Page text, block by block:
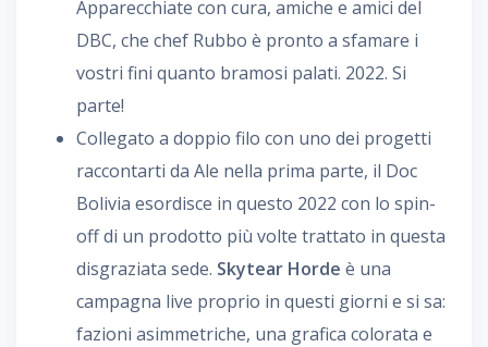
Apparecchiate con cura, amiche e amici del
DBC, che chef Rubbo è pronto a sfamare i
vostri fini quanto bramosi palati. 2022. Si
parte!
Collegato a doppio filo con uno dei progetti
raccontarti da Ale nella prima parte, il Doc
Bolivia esordisce in questo 2022 con lo spin-
off di un prodotto più volte trattato in questa
disgraziata sede. Skytear Horde è una
campagna live proprio in questi giorni e si sa:
fazioni asimmetriche, una grafica colorata e